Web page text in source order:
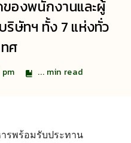
องพนักงานและผู้
ริษัทฯ ทั้ง 7 แห่งทั่ว
ทศ
... min read
รพร้อมรับประทาน